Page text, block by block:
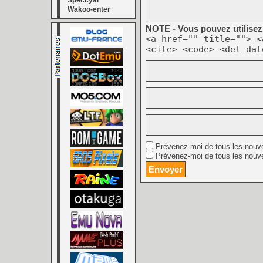
Wakoo-enter
NOTE - Vous pouvez
<a href="" title="">
<cite> <code> <del
Prévenez-moi de tous les
Prévenez-moi de tous les